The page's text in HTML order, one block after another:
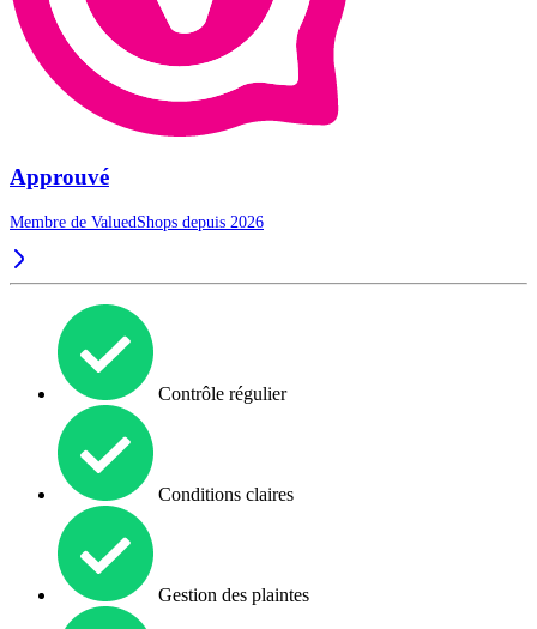
Approuvé
Membre de ValuedShops depuis 2026
Contrôle régulier
Conditions claires
Gestion des plaintes